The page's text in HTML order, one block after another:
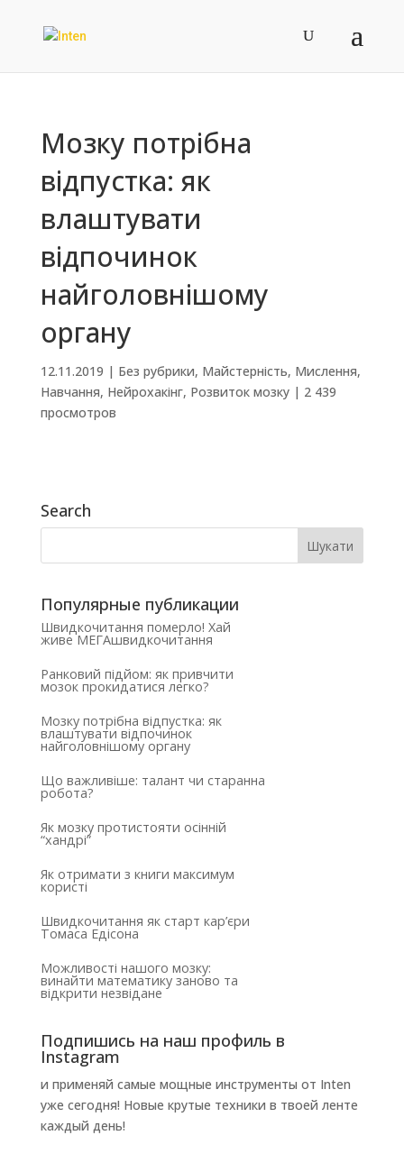
Мозку потрібна
відпустка: як
влаштувати
відпочинок
найголовнішому
органу
12.11.2019 | Без рубрики, Майстерність, Мислення,
Навчання, Нейрохакінг, Розвиток мозку| 2 439
просмотров
Search
Популярные публикации
Швидкочитання померло! Хай
живе МЕГАшвидкочитання
Ранковий підйом: як привчити
мозок прокидатися легко?
Мозку потрібна відпустка: як
влаштувати відпочинок
найголовнішому органу
Що важливіше: талант чи старанна
робота?
Як мозку протистояти осінній
“хандрі”
Як отримати з книги максимум
користі
Швидкочитання як старт кар’єри
Томаса Едісона
Можливості нашого мозку:
винайти математику заново та
відкрити незвідане
Подпишись на наш профиль в
Instagram
и применяй самые мощные инструменты от Inten
уже сегодня! Новые крутые техники в твоей ленте
каждый день!